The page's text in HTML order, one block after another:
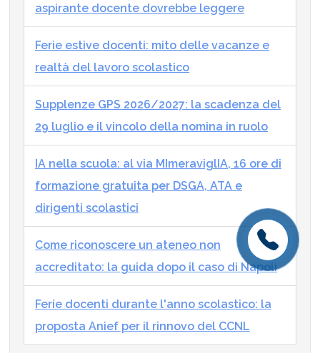
aspirante docente dovrebbe leggere
Ferie estive docenti: mito delle vacanze e
realtà del lavoro scolastico
Supplenze GPS 2026/2027: la scadenza del
29 luglio e il vincolo della nomina in ruolo
IA nella scuola: al via MImeraviglIA, 16 ore di
formazione gratuita per DSGA, ATA e
dirigenti scolastici
Come riconoscere un ateneo non
accreditato: la guida dopo il caso di Napoli
Ferie docenti durante l'anno scolastico: la
proposta Anief per il rinnovo del CCNL